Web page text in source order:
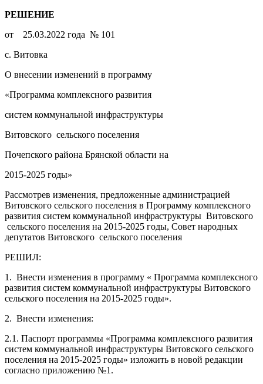
РЕШЕНИЕ
от 25.03.2022 года № 101
с. Витовка
О внесении изменений в программу
«Программа комплексного развития
систем коммунальной инфраструктуры
Витовского сельского поселения
Почепского района Брянской области на
2015-2025 годы»
Рассмотрев изменения, предложенные администрацией
Витовского сельского поселения в Программу комплексного
развития систем коммунальной инфраструктуры Витовского
сельского поселения на 2015-2025 годы, Совет народных
депутатов Витовского сельского поселения
РЕШИЛ:
1. Внести изменения в программу « Программа комплексного
развития систем коммунальной инфраструктуры Витовского
сельского поселения на 2015-2025 годы».
2. Внести изменения:
2.1. Паспорт программы «Программа комплексного развития
систем коммунальной инфраструктуры Витовского сельского
поселения на 2015-2025 годы» изложить в новой редакции
согласно приложению №1.